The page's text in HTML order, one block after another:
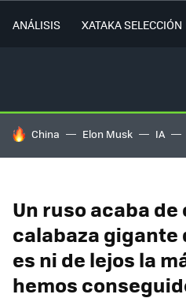
ANÁLISIS XATAKA SELECCIÓN
HOY SE HABLA DE
China Elon Musk IA
Un ruso acaba
calabaza gigante
es ni de lejos la
hemos